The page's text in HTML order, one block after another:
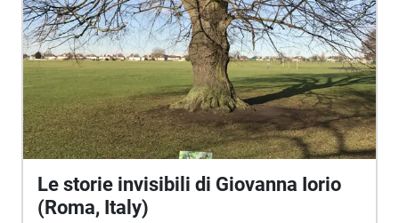
Le storie invisibili di Giovanna Iorio
(Roma, Italy)